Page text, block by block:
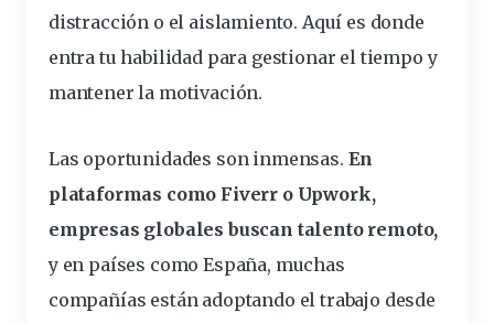
distracción o el aislamiento. Aquí es donde
entra tu habilidad para gestionar el tiempo y
mantener la motivación.
Las oportunidades son inmensas. En
plataformas como Fiverr o Upwork,
empresas globales buscan talento remoto,
y en países como España, muchas
compañías están adoptando el trabajo desde